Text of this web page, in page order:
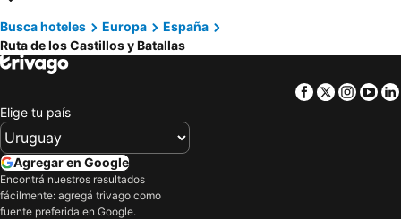
Hoteles en Departamento de Colonia
Hoteles en Algarve
Hoteles en Bahamas
Hoteles en Costa Rica
Busca hoteles Europa
España
Ruta de los Castillos y Batallas
Facebook
Twitter
Elige tu país
Agregar en Google
Encontrá nuestros resultados
fácilmente: agregá trivago como
fuente preferida en Google.